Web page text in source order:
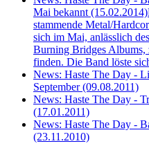
Mai bekannt (15.02.2014)
stammende Metal/
sich im Mai, anlässlich
Burning Bridges Albums,
finden. Die Band löste
News: Haste The Day -
September (09.08.2011)
News: Haste The Day -
(17.01.2011)
News: Haste The Day -
(23.11.2010)